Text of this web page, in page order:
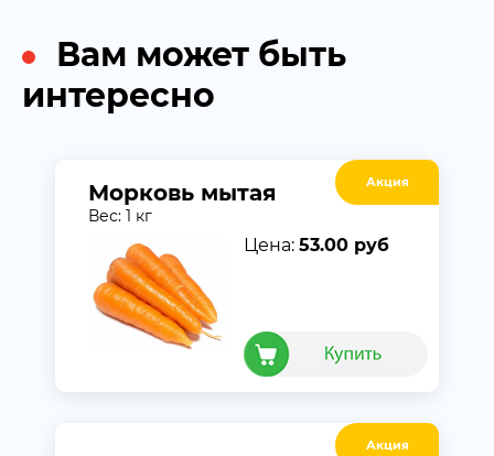
Вам может быть
интересно
Акция
Морковь мытая
Вес: 1 кг
Цена: 53.00 руб
Акция